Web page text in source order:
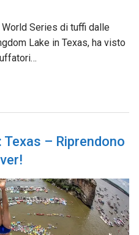
World Series di tuffi dalle
Lake in Texas, ha visto
Texas – Riprendono